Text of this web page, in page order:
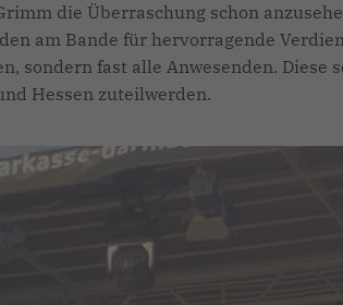
die Überraschung schon
am Bande für hervorragende
sondern fast alle Anwesenden.
Hessen zuteilwerden.